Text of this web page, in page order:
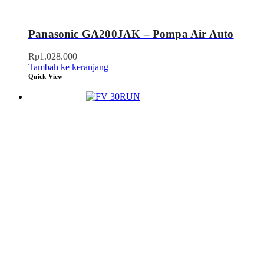
Panasonic GA200JAK – Pompa Air Auto
Rp1.028.000
Tambah ke keranjang
Quick View